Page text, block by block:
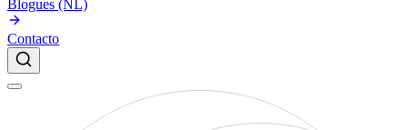
Blogues (NL)
Contacto